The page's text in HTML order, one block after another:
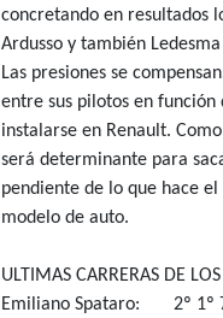
concretando en resultados
Ardusso y también
Las presiones se
entre sus pilotos en
instalarse en Renault.
será determinante para
pendiente de lo que hace
modelo de auto.
ULTIMAS CARRERAS DE
Emiliano Spataro: 2º 1º